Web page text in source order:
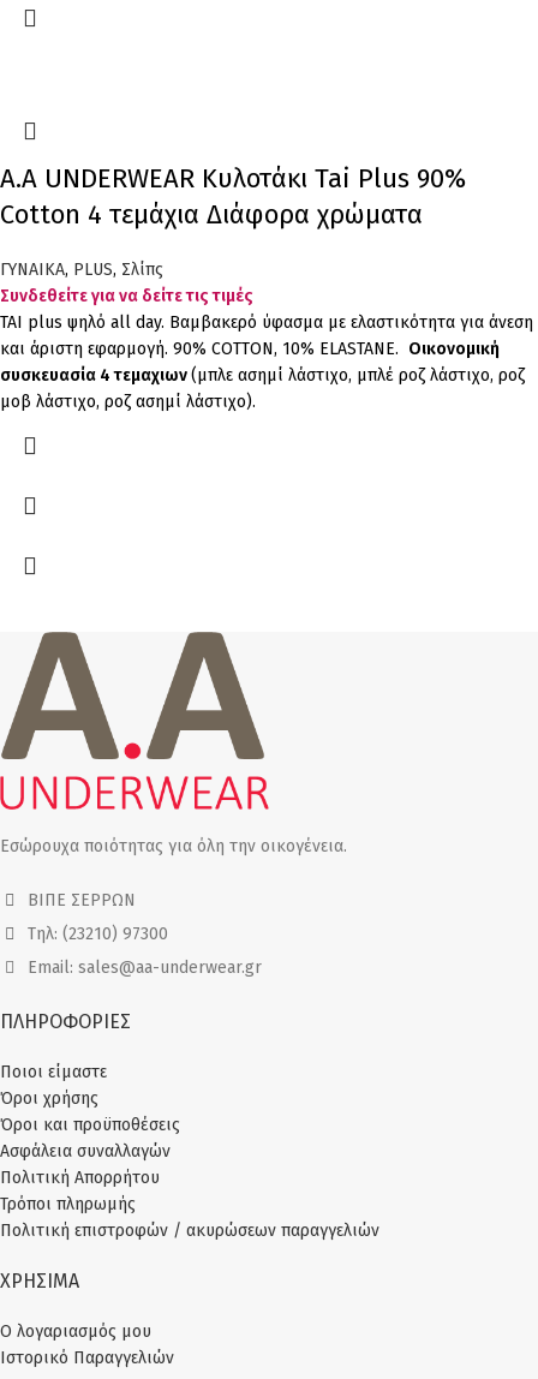
Α.A UNDERWEAR Κυλοτάκι Tai Plus 90%
Cotton 4 τεμάχια Διάφορα χρώματα
ΓΥΝΑΙΚΑ, PLUS, Σλίπς
Συνδεθείτε για να δείτε τις τιμές
ΤΑΙ plus ψηλό all day. Βαμβακερό ύφασμα με ελαστικότητα για άνεση
και άριστη εφαρμογή. 90% COTTON, 10% ELASTANΕ. Οικονομική
συσκευασία 4 τεμαχιων(μπλε ασημί λάστιχο, μπλέ ροζ λάστιχο, ροζ
μοβ λάστιχο, ροζ ασημί λάστιχο).
Εσώρουχα ποιότητας για όλη την οικογένεια.
ΒΙΠΕ ΣΕΡΡΩΝ
Τηλ: (23210) 97300
Email: sales@aa-underwear.gr
ΠΛΗΡΟΦΟΡΙΕΣ
Ποιοι είμαστε
Όροι χρήσης
Όροι και προϋποθέσεις
Ασφάλεια συναλλαγών
Πολιτική Απορρήτου
Τρόποι πληρωμής
Πολιτική επιστροφών / ακυρώσεων παραγγελιών
ΧΡΗΣΙΜΑ
Ο λογαριασμός μου
Ιστορικό Παραγγελιών